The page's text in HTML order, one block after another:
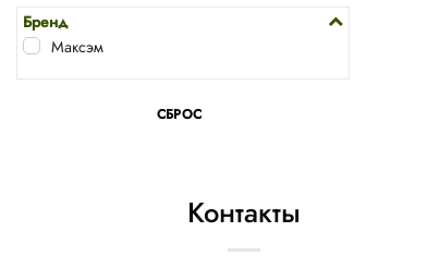
Бренд
Максэм
СБРОС
Контакты